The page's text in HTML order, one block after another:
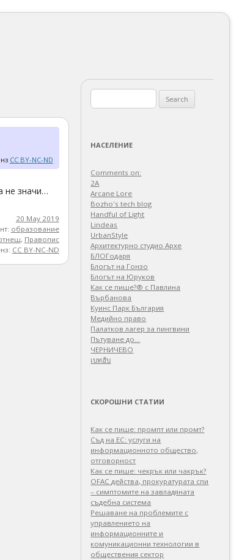
CC BY-NC-ND
не значи…
20 May 2019
образование
, Правопис
CC BY-NC-ND
for:
НАСЕЛЕНИЕ
Comments on:
2A
Arcane Lore
Bozho's tech blog
Handful of Light
Lindeas
UrbanStyle
Архитектурно студио Архе
БЛОГодаря
Блогът на Гонзо
Блогът на Юруков
Как се пише?® с Павлина
Върбанова
Куинс Парк България
Медийно право
Палатков лагер зa пингвини
Пътуване до…
ЧЕРНИЧЕВО
เบทฮับ
СКОРОШНИ СТАТИИ
Как се пише: промпт или промт?
Съд на ЕС: услуги на
информационното общество,
отговорност
Как се пише: чекрък или чакрък?
OFAC действа, прокуратурата спи
– симптомите на завладяната
съдебна система
Решаване на проблемите с
управлението на
информационните и
комуникационни технологии в
обществения сектор